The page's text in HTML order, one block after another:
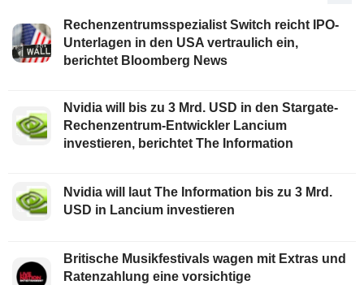
Rechenzentrumsspezialist Switch reicht IPO-
Unterlagen in den USA vertraulich ein,
berichtet Bloomberg News
Nvidia will bis zu 3 Mrd. USD in den Stargate-
Rechenzentrum-Entwickler Lancium
investieren, berichtet The Information
Nvidia will laut The Information bis zu 3 Mrd.
USD in Lancium investieren
Britische Musikfestivals wagen mit Extras und
Ratenzahlung eine vorsichtige